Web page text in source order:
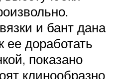
и бант дана
ее доработать
показано
клинообразно